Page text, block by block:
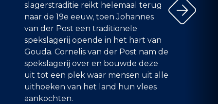
slagerstraditie reikt helemaal terug
naar de 19e eeuw, toen Johannes
van der Post een traditionele
spekslagerij opende in het hart van
Gouda. Cornelis van der Post nam de
spekslagerij over en bouwde deze
uit tot een plek waar mensen uit alle
uithoeken van het land hun vlees
aankochten.